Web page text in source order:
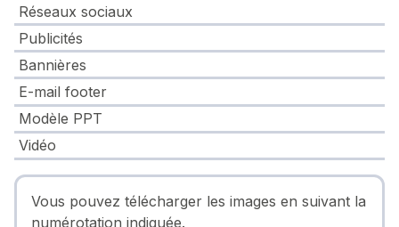
Réseaux sociaux
Publicités
Bannières
E-mail footer
Modèle PPT
Vidéo
Vous pouvez télécharger les images en suivant la
numérotation indiquée.